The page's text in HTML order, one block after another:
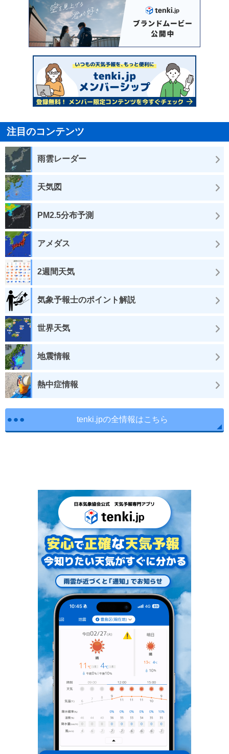
注目のコンテンツ
雨雲レーダー
天気図
PM2.5分布予測
アメダス
2週間天気
気象予報士のポイント解説
世界天気
地震情報
熱中症情報
tenki.jpの全情報はこちら